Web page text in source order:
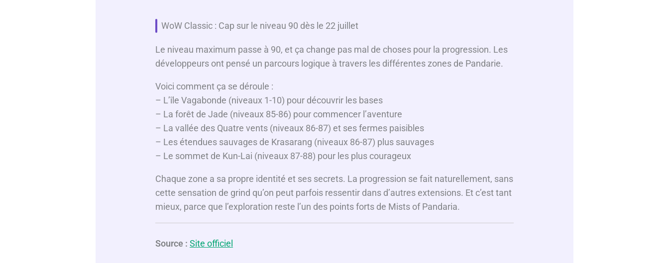
d
e
WoW Classic : Cap sur le niveau 90 dès le 22 juillet
Le niveau maximum passe à 90, et ça change pas mal de choses pour la progression. Les
développeurs ont pensé un parcours logique à travers les différentes zones de Pandarie.
Voici comment ça se déroule :
– L’île Vagabonde (niveaux 1-10) pour découvrir les bases
– La forêt de Jade (niveaux 85-86) pour commencer l’aventure
– La vallée des Quatre vents (niveaux 86-87) et ses fermes paisibles
– Les étendues sauvages de Krasarang (niveaux 86-87) plus sauvages
– Le sommet de Kun-Lai (niveaux 87-88) pour les plus courageux
Chaque zone a sa propre identité et ses secrets. La progression se fait naturellement, sans
cette sensation de grind qu’on peut parfois ressentir dans d’autres extensions. Et c’est tant
mieux, parce que l’exploration reste l’un des points forts de Mists of Pandaria.
Source : Site officiel